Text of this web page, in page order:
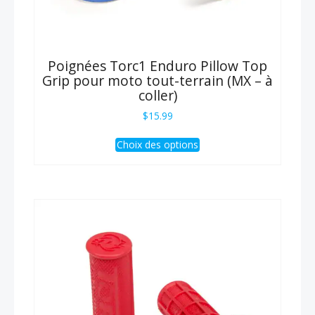
Poignées Torc1 Enduro Pillow Top
Grip pour moto tout-terrain (MX – à
coller)
$15.99
Choix des options
Ce
produit
choisies
sur